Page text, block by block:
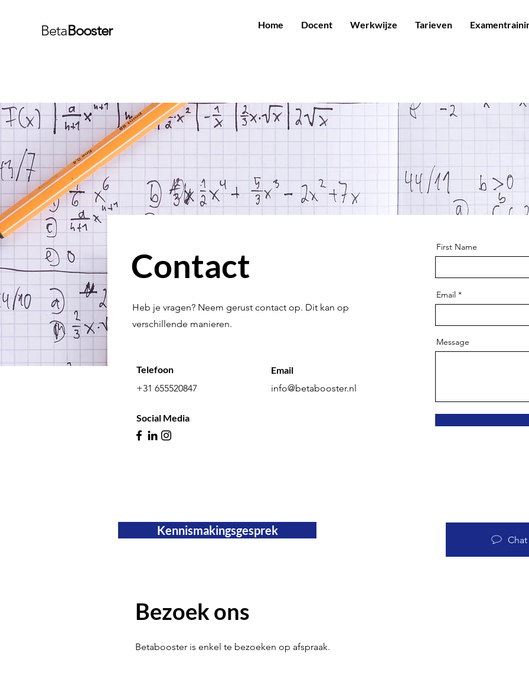
BetaBooster Home Docent Werkwijze Tarieven
Contact
Heb je vragen? Neem gerust contact op. Dit kan op
verschillende manieren.
Telefoon
+31 655520847
Email
info@betabooster.nl
Social Media
First Name
Email
Message
Kennismakingsgesprek
Bezoek ons
Betabooster is enkel te bezoeken op afspraak.